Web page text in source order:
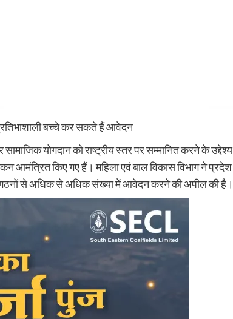
बच्चे कर सकते हैं आवेदन
योगदान को राष्ट्रीय स्तर पर सम्मानित करने के उद्देश्य
आमंत्रित किए गए हैं। महिला एवं बाल विकास विभाग ने प्रदेश
से अधिक से अधिक संख्या में आवेदन करने की अपील की है।